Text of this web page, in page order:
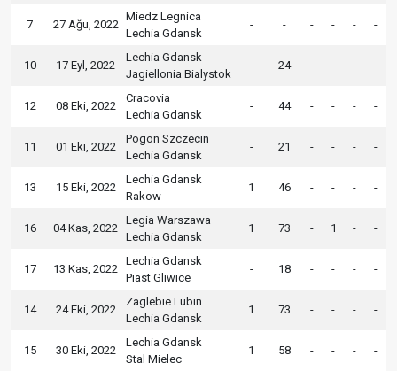
7 27 Ağu, 2022
Miedz Legnica
Lechia Gdansk
- - - - - -
10 17 Eyl, 2022
Lechia Gdansk
Jagiellonia Bialystok
- 24 - - - -
12 08 Eki, 2022
Cracovia
Lechia Gdansk
- 44 - - - -
11 01 Eki, 2022
Pogon Szczecin
Lechia Gdansk
- 21 - - - -
13 15 Eki, 2022
Lechia Gdansk
Rakow
1 46 - - - -
16 04 Kas, 2022
Legia Warszawa
Lechia Gdansk
1 73 - 1 - -
17 13 Kas, 2022
Lechia Gdansk
Piast Gliwice
- 18 - - - -
14 24 Eki, 2022
Zaglebie Lubin
Lechia Gdansk
1 73 - - - -
15 30 Eki, 2022
Lechia Gdansk
Stal Mielec
1 58 - - - -